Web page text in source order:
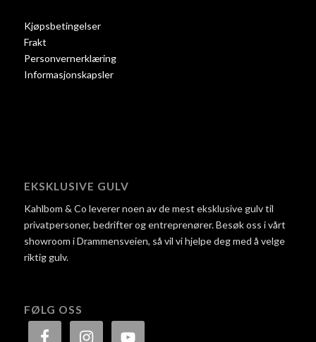
Kjøpsbetingelser
Frakt
Personvernerklæring
Informasjonskapsler
EKSKLUSIVE GULV
Kahlbom & Co leverer noen av de mest eksklusive gulv til
privatpersoner, bedrifter og entreprenører. Besøk oss i vårt
showroom i Drammensveien, så vil vi hjelpe deg med å velge
riktig gulv.
FØLG OSS